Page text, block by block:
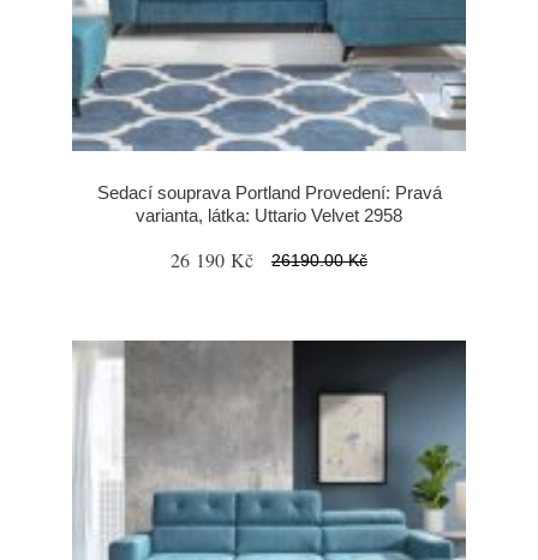
Sedací souprava Portland Provedení: Pravá
varianta, látka: Uttario Velvet 2958
26 190 Kč 26190.00 Kč